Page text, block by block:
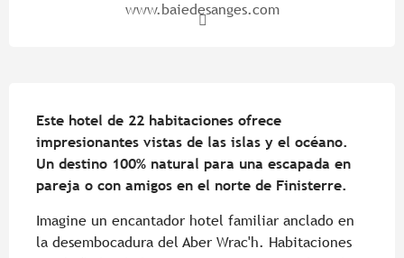
www.baiedesanges.com
Este hotel de 22 habitaciones ofrece
impresionantes vistas de las islas y el océano.
Un destino 100% natural para una escapada en
pareja o con amigos en el norte de Finisterre.
Imagine un encantador hotel familiar anclado en
la desembocadura del Aber Wrac'h. Habitaciones